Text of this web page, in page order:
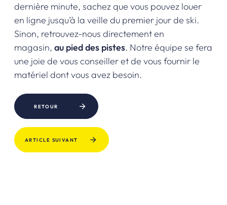
dernière minute, sachez que vous pouvez louer
en ligne jusqu’à la veille du premier jour de ski.
Sinon, retrouvez-nous directement en
magasin, au pied des pistes. Notre équipe se fera
une joie de vous conseiller et de vous fournir le
matériel dont vous avez besoin.
RETOUR
ARTICLE SUIVANT